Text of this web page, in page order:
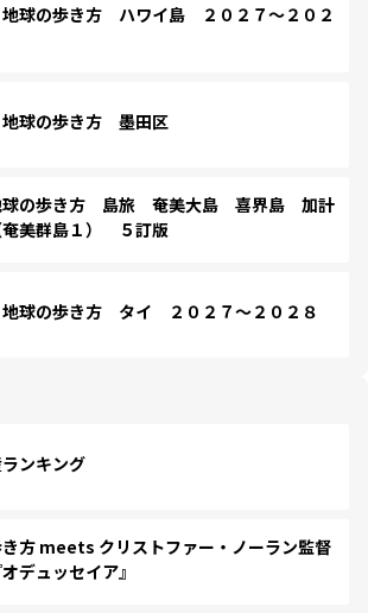
球の歩き方 ハワイ島 ２０２７～２０２
球の歩き方 墨田区
の歩き方 島旅 奄美大島 喜界島 加計
奄美群島１） ５訂版
球の歩き方 タイ ２０２７～２０２８
ンキング
方 meets クリストファー・ノーラン監督
デュッセイア』